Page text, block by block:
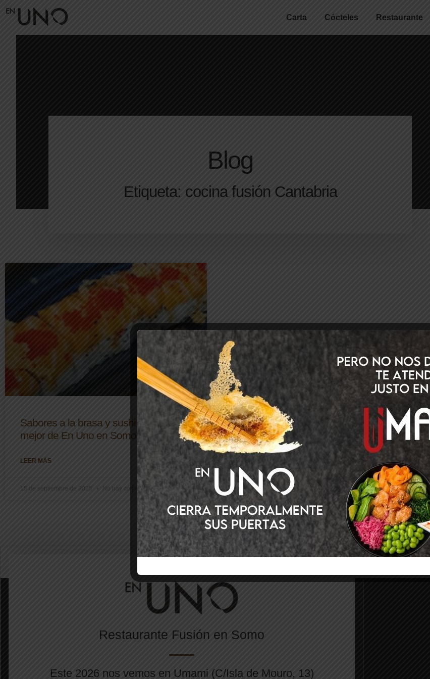
Carta Cócteles Restaurante
Blog
Etiqueta: cocina fusión Cantabria
Sabores a la brasa y sushi creativo: lo
mejor de En Uno en Somo
LEER MÁS
15 de septiembre de 2025 No hay comentarios
Restaurante Fusión en Somo
Este 2026 nos vemos en Umami (C/Isla de Mouro, 13)